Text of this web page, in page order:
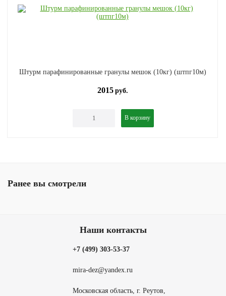
Штурм парафинированные гранулы мешок (10кг) (штпг10м)
2015 руб.
В корзину
Ранее вы смотрели
Наши контакты
+7 (499) 303-53-37
mira-dez@yandex.ru
Московская область, г. Реутов,